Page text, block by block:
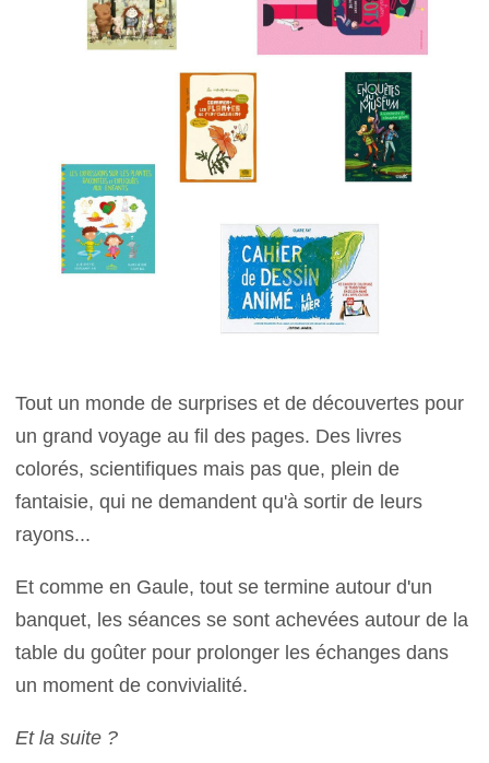
Tout un monde de surprises et de découvertes pour
un grand voyage au fil des pages. Des livres
colorés, scientifiques mais pas que, plein de
fantaisie, qui ne demandent qu'à sortir de leurs
rayons...
Et comme en Gaule, tout se termine autour d'un
banquet, les séances se sont achevées autour de la
table du goûter pour prolonger les échanges dans
un moment de convivialité.
Et la suite ?